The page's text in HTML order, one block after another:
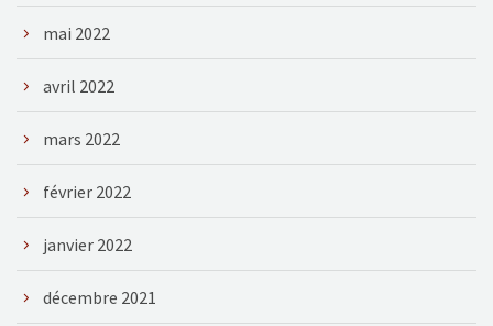
mai 2022
avril 2022
mars 2022
février 2022
janvier 2022
décembre 2021